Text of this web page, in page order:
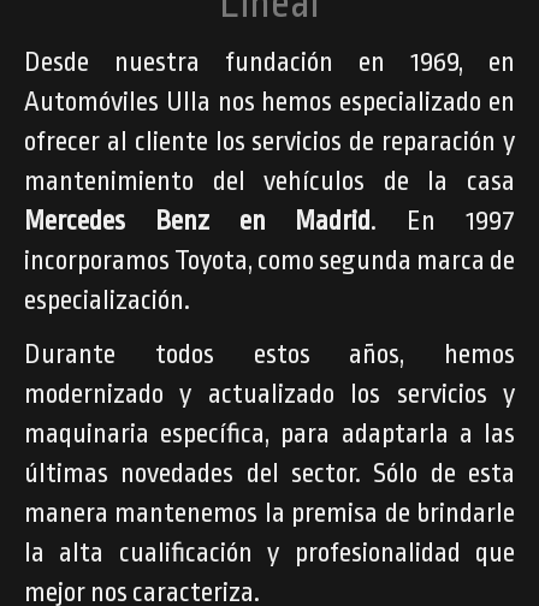
Desde nuestra fundación en 1969, en
Automóviles Ulla nos hemos especializado en
ofrecer al cliente los servicios de reparación y
mantenimiento del vehículos de la casa
Mercedes Benz en Madrid . En 1997
incorporamos Toyota, como segunda marca de
especialización.
Durante todos estos años, hemos
modernizado y actualizado los servicios y
maquinaria específica, para adaptarla a las
últimas novedades del sector. Sólo de esta
manera mantenemos la premisa de brindarle
la alta cualificación y profesionalidad que
mejor nos caracteriza.